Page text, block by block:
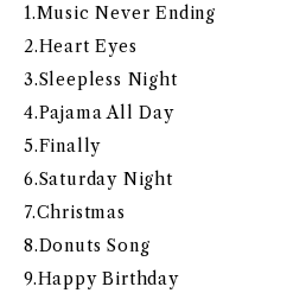
1.Music Never Ending
2.Heart Eyes
3.Sleepless Night
4.Pajama All Day
5.Finally
6.Saturday Night
7.Christmas
8.Donuts Song
9.Happy Birthday